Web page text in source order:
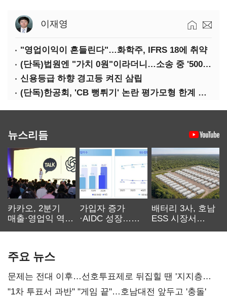
이재영
"영업이익이 흔들린다"…화학주, IFRS 18에 취약
(단독)법원엔 "가치 0원"이라더니…소송 중 '500원 유증' 강행한 라인게임즈
신용등급 하향 경고등 켜진 삼립
(단독)한공회, 'CB 뻥튀기' 논란 평가모형 한계 인정…당국 방관 속 장부 왜곡 수두룩
뉴스리듬
카카오, 2분기
매출·영업익 역대
가입자 증가
·AIDC 성장…
배터리 3사, 호남
ESS 시장서
주요 뉴스
문제는 전대 이후…선호투표제로 뒤집힐 땐 '지지층
불복'
"1차 투표서 과반" "게임 끝"…호남대전 앞두고 '충돌'